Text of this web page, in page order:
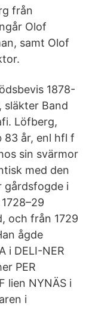
från
Olof
samt Olof
1878-
släkter Band
Löfberg,
83 år, enl hfl f
sin svärmor
med den
gårdsfogde i
och från 1729
ågde
i DELI-NER
PER
lien NYNÄS i
i